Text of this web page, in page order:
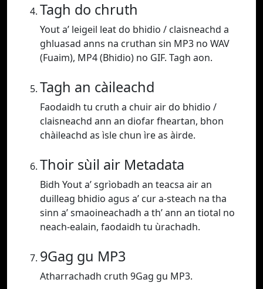
Tagh do chruth
Yout a’ leigeil leat do bhidio / claisneachd a
ghluasad anns na cruthan sin MP3 no WAV
(Fuaim), MP4 (Bhidio) no GIF. Tagh aon.
Tagh an càileachd
Faodaidh tu cruth a chuir air do bhidio /
claisneachd ann an diofar fheartan, bhon
chàileachd as ìsle chun ìre as àirde.
Thoir sùil air Metadata
Bidh Yout a’ sgrìobadh an teacsa air an
duilleag bhidio agus a’ cur a-steach na tha
sinn a’ smaoineachadh a th’ ann an tiotal no
neach-ealain, faodaidh tu ùrachadh.
9Gag gu MP3
Atharrachadh cruth 9Gag gu MP3.